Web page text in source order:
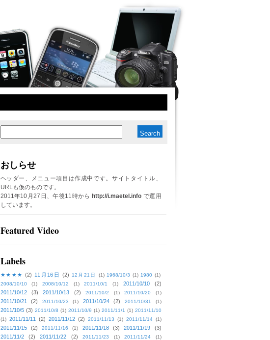
おしらせ
ヘッダー、メニュー項目は作成中です。サイトタイトル、
URLも仮のものです。
2011年10月27日、午後11時から http://i.maetel.info で運用
しています。
Featured Video
Labels
★★★★ (2) 11月16日 (2) 12月21日 (1) 1968/10/3 (1) 1980 (1)
2008/10/10
(1) 2008/10/12 (1) 2011/10/1 (1) 2011/10/10
(2)
2011/10/12
(3) 2011/10/13 (2) 2011/10/2 (1) 2011/10/20 (1)
2011/10/21 (2) 2011/10/23 (1) 2011/10/24 (2) 2011/10/31 (1)
2011/10/5 (3) 2011/10/8 (1) 2011/10/9 (1) 2011/11/1 (1) 2011/11/10
(1) 2011/11/11 (2) 2011/11/12 (2) 2011/11/13 (1) 2011/11/14 (1)
2011/11/15 (2) 2011/11/16 (1) 2011/11/18 (3) 2011/11/19
(3)
2011/11/2
(2) 2011/11/22 (2) 2011/11/23 (1) 2011/11/24 (1)